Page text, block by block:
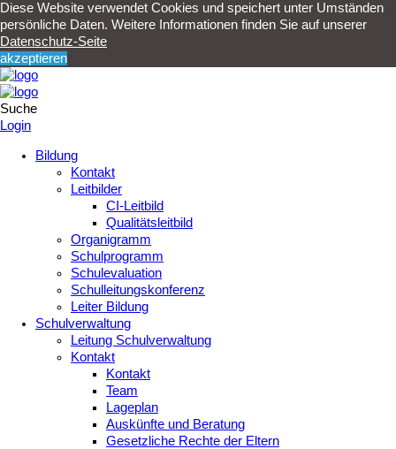
Diese Website verwendet Cookies und speichert unter Umständen
persönliche Daten. Weitere Informationen finden Sie auf unserer
Datenschutz-Seite
akzeptieren
Suche
Login
Bildung
Kontakt
Leitbilder
CI-Leitbild
Qualitätsleitbild
Organigramm
Schulprogramm
Schulevaluation
Schulleitungskonferenz
Leiter Bildung
Schulverwaltung
Leitung Schulverwaltung
Kontakt
Kontakt
Team
Lageplan
Auskünfte und Beratung
Gesetzliche Rechte der Eltern